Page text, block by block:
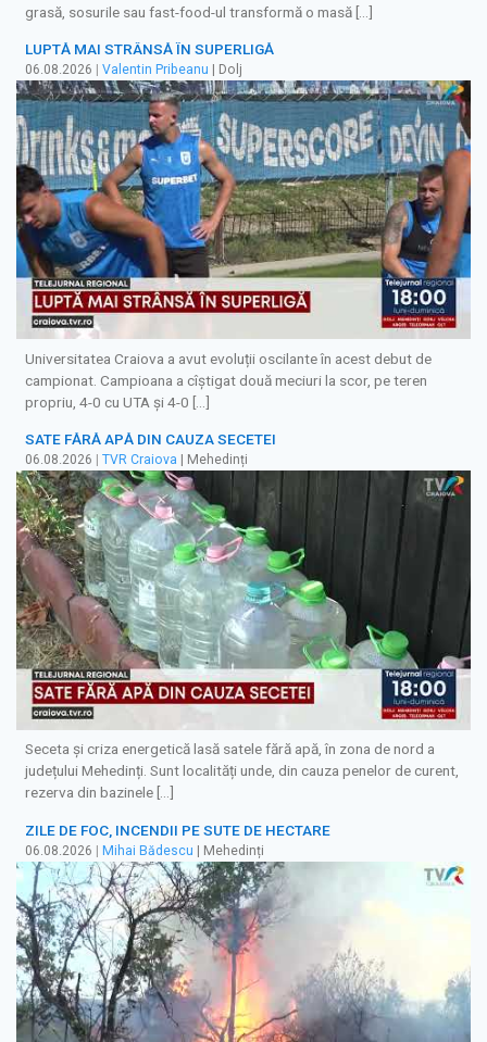
grasă, sosurile sau fast-food-ul transformă o masă […]
LUPTĂ MAI STRÂNSĂ ÎN SUPERLIGĂ
06.08.2026 Valentin Pribeanu | Dolj
Universitatea Craiova a avut evoluții oscilante în acest debut de
campionat. Campioana a cîștigat două meciuri la scor, pe teren
propriu, 4-0 cu UTA și 4-0 […]
SATE FĂRĂ APĂ DIN CAUZA SECETEI
06.08.2026 TVR Craiova | Mehedinți
Seceta și criza energetică lasă satele fără apă, în zona de nord a
județului Mehedinți. Sunt localități unde, din cauza penelor de curent,
rezerva din bazinele […]
ZILE DE FOC, INCENDII PE SUTE DE HECTARE
06.08.2026 | Mihai Bădescu | Mehedinți